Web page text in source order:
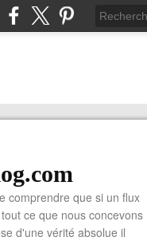
comprendre que si un flux
ce que nous concevons
d'une vérité absolue il